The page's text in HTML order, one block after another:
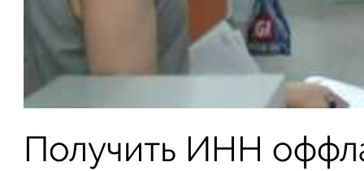
Получить ИНН